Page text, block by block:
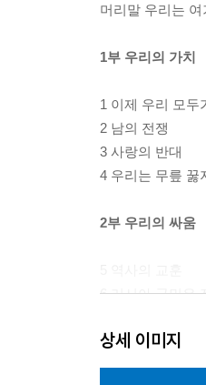
머리말 우리는
1부 우리의 가치
1 이제 우리 모두
2 남의 전쟁
3 사랑의 반대
4 우리는 무릎 꿇
2부 우리의 싸움
6 러시아 국민은
8 유럽과의 전쟁
상세 이미지